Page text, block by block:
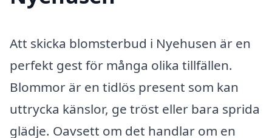
Att skicka blomsterbud i Nyehusen är en
perfekt gest för många olika tillfällen.
Blommor är en tidlös present som kan
uttrycka känslor, ge tröst eller bara sprida
glädje. Oavsett om det handlar om en